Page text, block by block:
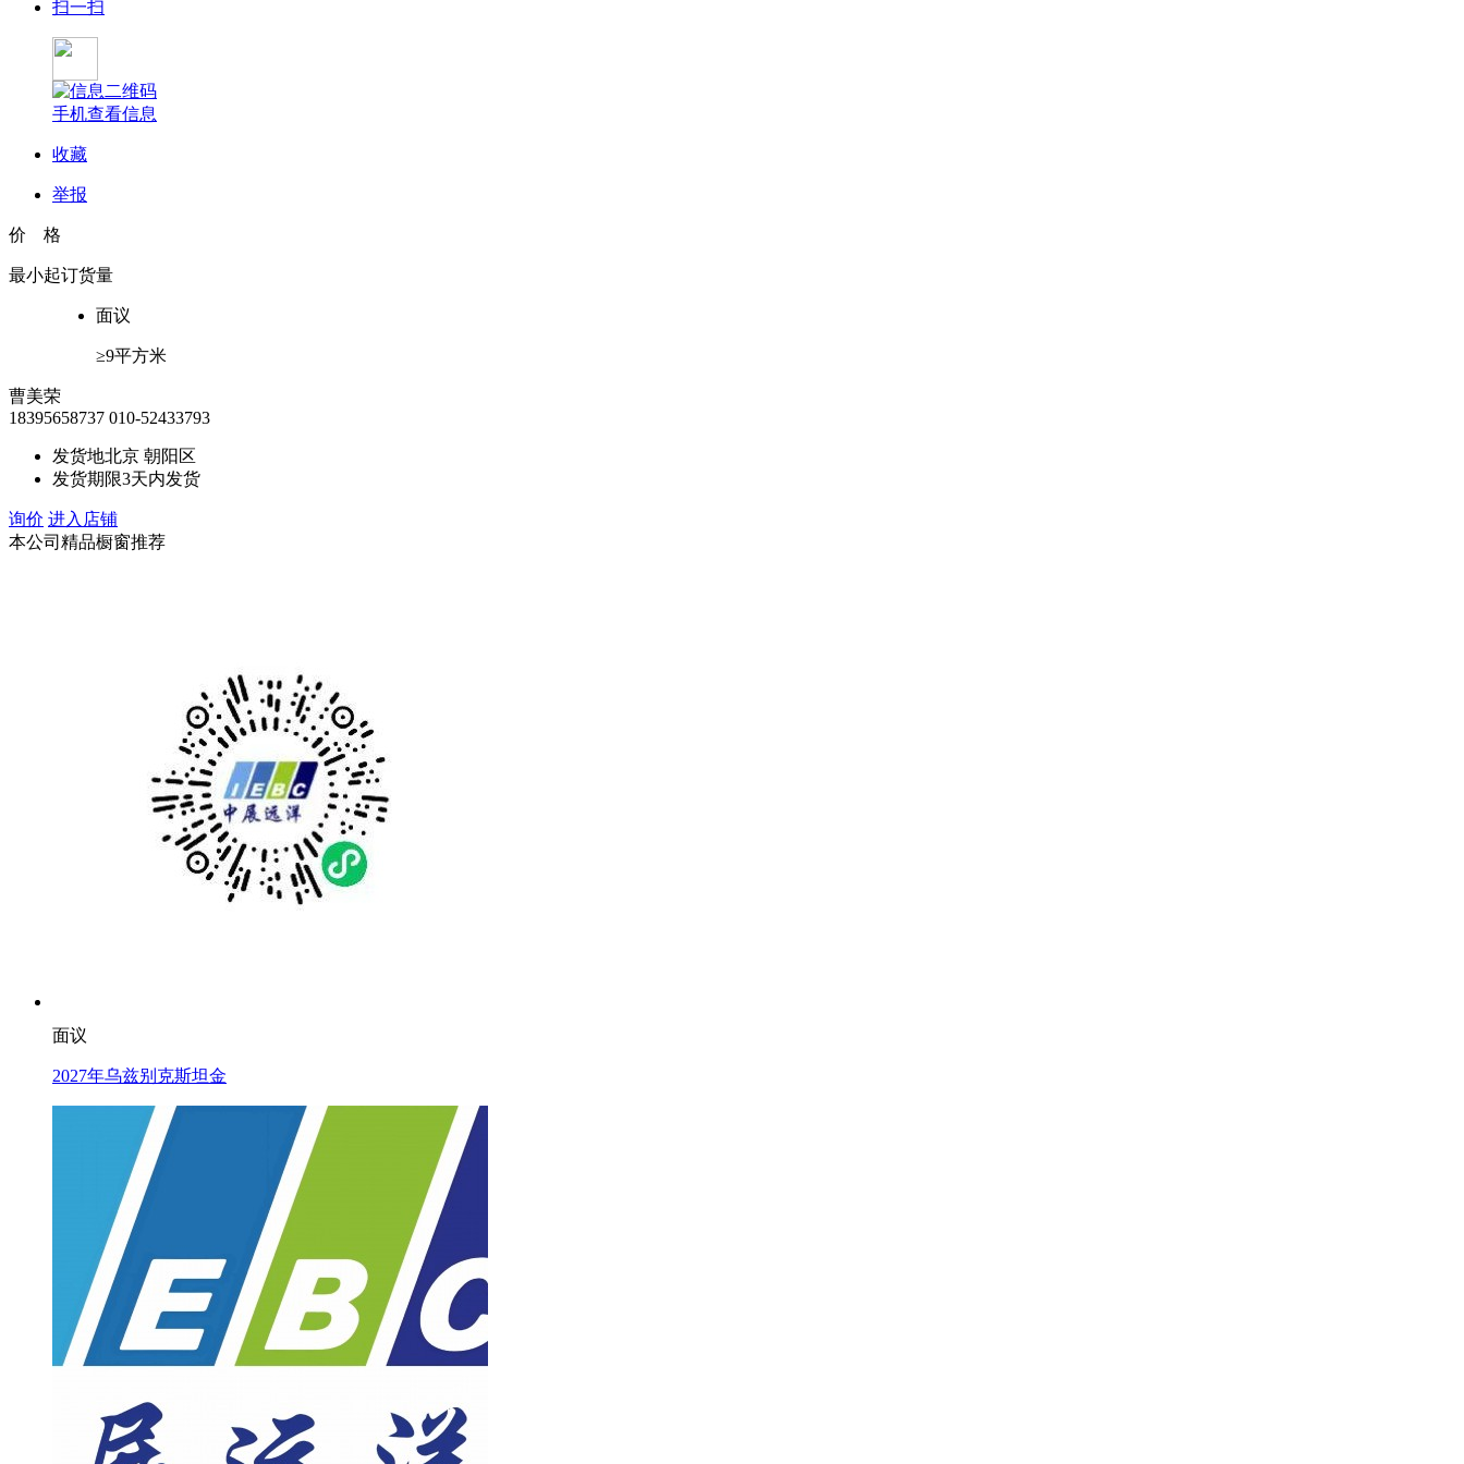
扫一扫
手机查看信息
收藏
举报
价 格
最小起订货量
面议
≥9平方米
曹美荣
18395658737 010-52433793
发货地北京 朝阳区
发货期限3天内发货
询价 进入店铺
本公司精品橱窗推荐
面议
2027年乌兹别克斯坦金